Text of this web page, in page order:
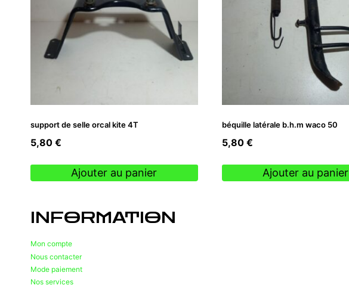
support de selle orcal kite 4T
5,80 €
Ajouter au panier
béquille latérale b.h.m waco 50
5,80 €
Ajouter au panier
INFORMATION
Mon compte
Nous contacter
Mode paiement
Nos services